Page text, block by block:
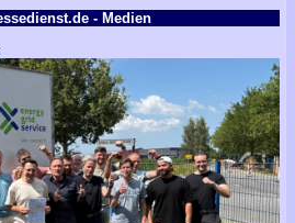
- Medien